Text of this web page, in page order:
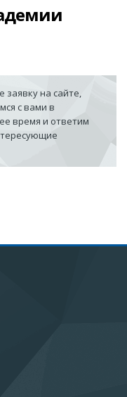
заявку на сайте,
с вами в
время и ответим